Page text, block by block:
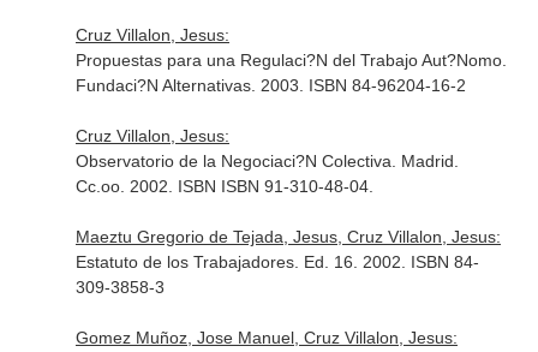
Cruz Villalon, Jesus:
Propuestas para una Regulaci?N del Trabajo Aut?Nomo.
Fundaci?N Alternativas. 2003. ISBN 84-96204-16-2
Cruz Villalon, Jesus:
Observatorio de la Negociaci?N Colectiva. Madrid.
Cc.oo. 2002. ISBN ISBN 91-310-48-04.
Maeztu Gregorio de Tejada, Jesus, Cruz Villalon, Jesus:
Estatuto de los Trabajadores. Ed. 16. 2002. ISBN 84-
309-3858-3
Gomez Muñoz, Jose Manuel, Cruz Villalon, Jesus: